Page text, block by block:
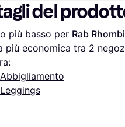
del
più basso per Rab
più economica tra 2